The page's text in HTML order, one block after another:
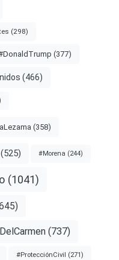
(298)
(377)
(466)
(358)
(525) #Morena (244)
(1041)
(737)
#ProtecciónCivil (271)